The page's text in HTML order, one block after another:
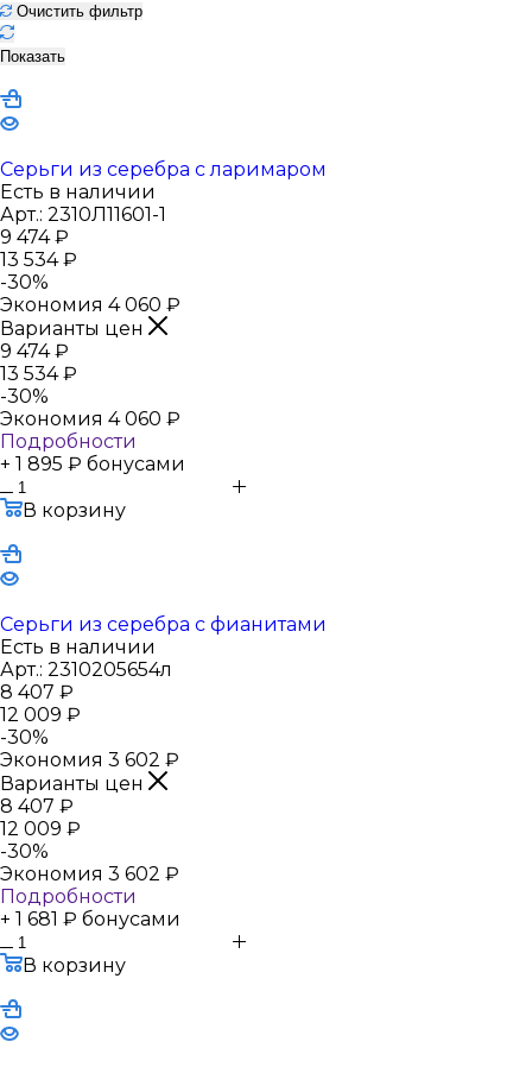
Очистить фильтр
Показать
Серьги из серебра с ларимаром
Есть в наличии
Арт.: 2310Л11601-1
9 474₽
13 534₽
-30%
Экономия 4 060 ₽
Варианты цен
9 474₽
13 534₽
-30%
Экономия 4 060 ₽
Подробности
+ 1 895 ₽ бонусами
В корзину
Серьги из серебра с фианитами
Есть в наличии
Арт.: 2310205654л
8 407 ₽
12 009 ₽
-30%
Экономия 3 602 ₽
Варианты цен
8 407 ₽
12 009 ₽
-30%
Экономия 3 602 ₽
Подробности
+ 1 681 ₽ бонусами
В корзину